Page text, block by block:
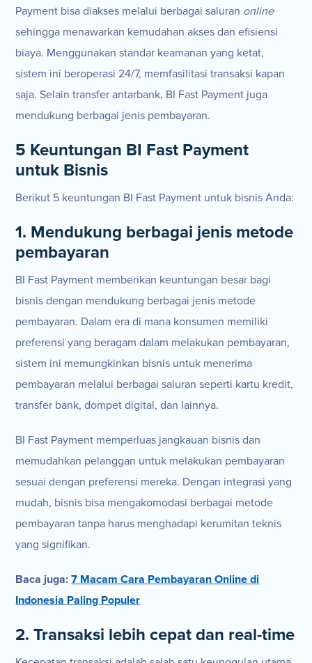
Payment bisa diakses melalui berbagai saluran online
sehingga menawarkan kemudahan akses dan efisiensi
biaya. Menggunakan standar keamanan yang ketat,
sistem ini beroperasi 24/7, memfasilitasi transaksi kapan
saja. Selain transfer antarbank, BI Fast Payment juga
mendukung berbagai jenis pembayaran.
5 Keuntungan BI Fast Payment
untuk Bisnis
Berikut 5 keuntungan BI Fast Payment untuk bisnis Anda:
1. Mendukung berbagai jenis metode
pembayaran
BI Fast Payment memberikan keuntungan besar bagi
bisnis dengan mendukung berbagai jenis metode
pembayaran. Dalam era di mana konsumen memiliki
preferensi yang beragam dalam melakukan pembayaran,
sistem ini memungkinkan bisnis untuk menerima
pembayaran melalui berbagai saluran seperti kartu kredit,
transfer bank, dompet digital, dan lainnya.
BI Fast Payment memperluas jangkauan bisnis dan
memudahkan pelanggan untuk melakukan pembayaran
sesuai dengan preferensi mereka. Dengan integrasi yang
mudah, bisnis bisa mengakomodasi berbagai metode
pembayaran tanpa harus menghadapi kerumitan teknis
yang signifikan.
Baca juga:7 Macam Cara Pembayaran Online di
Indonesia Paling Populer
2. Transaksi lebih cepat dan real-time